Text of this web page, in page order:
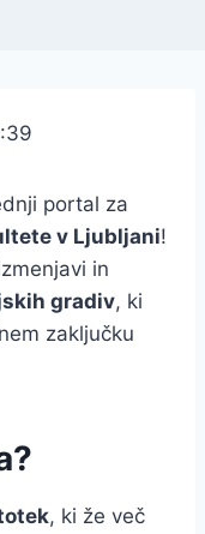
portal za
v Ljubljani!
in
gradiv, ki
zaključku
, ki že več